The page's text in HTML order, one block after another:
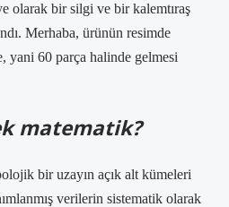
olarak bir silgi ve bir kalemtıraş
Merhaba, ürünün resimde
yani 60 parça halinde gelmesi
matematik?
bir uzayın açık alt kümeleri
verilerin sistematik olarak